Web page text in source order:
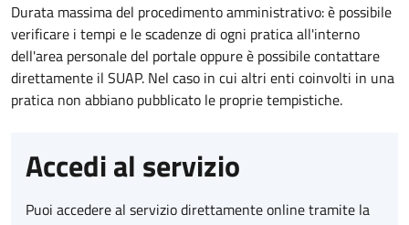
Durata massima del procedimento amministrativo: è possibile
verificare i tempi e le scadenze di ogni pratica all'interno
dell'area personale del portale oppure è possibile contattare
direttamente il SUAP. Nel caso in cui altri enti coinvolti in una
pratica non abbiano pubblicato le proprie tempistiche.
Accedi al servizio
Puoi accedere al servizio direttamente online tramite la